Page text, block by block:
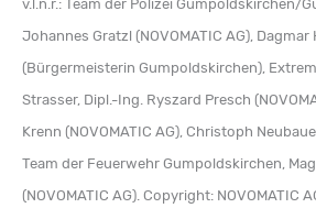
v.l.n.r.: Team der Polizei Gumpoldskirchen/
Johannes Gratzl (NOVOMATIC AG), Dagmar
(Bürgermeisterin Gumpoldskirchen),
Strasser, Dipl.-Ing. Ryszard Presch
Krenn (NOVOMATIC AG), Christoph
Team der Feuerwehr Gumpoldskirchen,
(NOVOMATIC AG). Copyright: NOVOMATIC